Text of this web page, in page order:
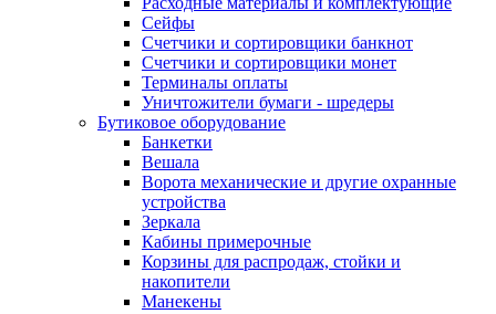
Сейфы
Счетчики и сортировщики банкнот
Счетчики и сортировщики монет
Терминалы оплаты
Уничтожители бумаги - шредеры
Бутиковое оборудование
Банкетки
Вешала
Ворота механические и другие охранные
устройства
Зеркала
Кабины примерочные
Корзины для распродаж, стойки и
накопители
Манекены